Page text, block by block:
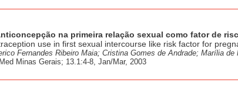
na primeira relação sexual como fator de
use in first sexual intercourse like risk factor for
Fernandes Ribeiro Maia; Cristina Gomes de Andrade; Marília de
Minas Gerais; 13.1:4-8, Jan/Mar, 2003